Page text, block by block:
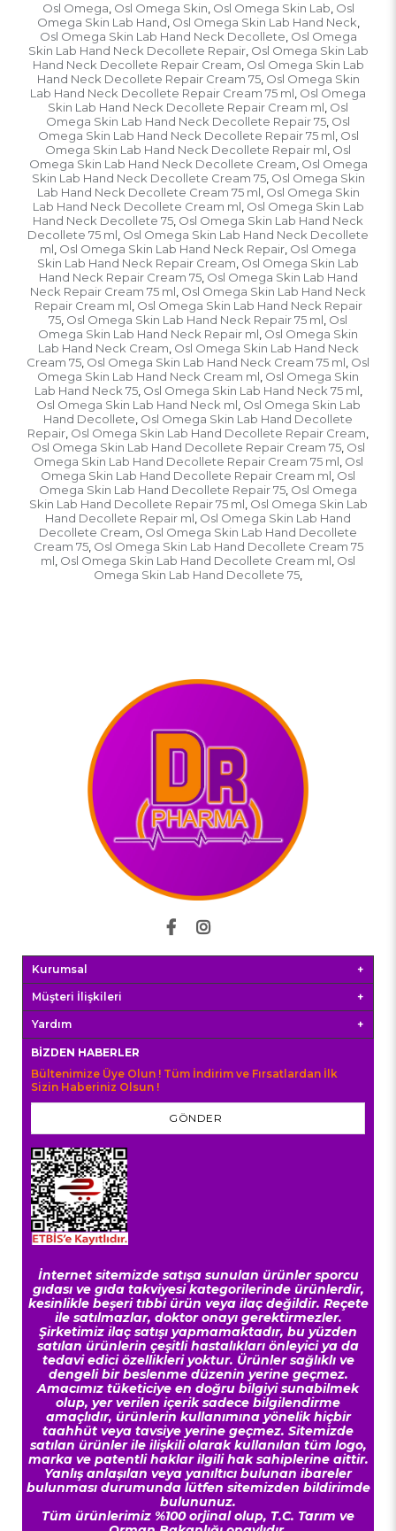
Osl Omega, Osl Omega Skin, Osl Omega Skin Lab, Osl
Omega Skin Lab Hand, Osl Omega Skin Lab Hand Neck,
Osl Omega Skin Lab Hand Neck Decollete, Osl Omega
Skin Lab Hand Neck Decollete Repair, Osl Omega Skin Lab
Hand Neck Decollete Repair Cream, Osl Omega Skin Lab
Hand Neck Decollete Repair Cream 75, Osl Omega Skin
Lab Hand Neck Decollete Repair Cream 75 ml, Osl Omega
Skin Lab Hand Neck Decollete Repair Cream ml, Osl
Omega Skin Lab Hand Neck Decollete Repair 75, Osl
Omega Skin Lab Hand Neck Decollete Repair 75 ml, Osl
Omega Skin Lab Hand Neck Decollete Repair ml, Osl
Omega Skin Lab Hand Neck Decollete Cream, Osl Omega
Skin Lab Hand Neck Decollete Cream 75, Osl Omega Skin
Lab Hand Neck Decollete Cream 75 ml, Osl Omega Skin
Lab Hand Neck Decollete Cream ml, Osl Omega Skin Lab
Hand Neck Decollete 75, Osl Omega Skin Lab Hand Neck
Decollete 75 ml, Osl Omega Skin Lab Hand Neck Decollete
ml, Osl Omega Skin Lab Hand Neck Repair, Osl Omega
Skin Lab Hand Neck Repair Cream, Osl Omega Skin Lab
Hand Neck Repair Cream 75, Osl Omega Skin Lab Hand
Neck Repair Cream 75 ml, Osl Omega Skin Lab Hand Neck
Repair Cream ml, Osl Omega Skin Lab Hand Neck Repair
75, Osl Omega Skin Lab Hand Neck Repair 75 ml, Osl
Omega Skin Lab Hand Neck Repair ml, Osl Omega Skin
Lab Hand Neck Cream, Osl Omega Skin Lab Hand Neck
Cream 75, Osl Omega Skin Lab Hand Neck Cream 75 ml, Osl
Omega Skin Lab Hand Neck Cream ml, Osl Omega Skin
Lab Hand Neck 75, Osl Omega Skin Lab Hand Neck 75 ml,
Osl Omega Skin Lab Hand Neck ml, Osl Omega Skin Lab
Hand Decollete, Osl Omega Skin Lab Hand Decollete
Repair, Osl Omega Skin Lab Hand Decollete Repair Cream,
Osl Omega Skin Lab Hand Decollete Repair Cream 75, Osl
Omega Skin Lab Hand Decollete Repair Cream 75 ml, Osl
Omega Skin Lab Hand Decollete Repair Cream ml, Osl
Omega Skin Lab Hand Decollete Repair 75, Osl Omega
Skin Lab Hand Decollete Repair 75 ml, Osl Omega Skin Lab
Hand Decollete Repair ml, Osl Omega Skin Lab Hand
Decollete Cream, Osl Omega Skin Lab Hand Decollete
Cream 75, Osl Omega Skin Lab Hand Decollete Cream 75
ml, Osl Omega Skin Lab Hand Decollete Cream ml, Osl
Omega Skin Lab Hand Decollete 75,
Kurumsal
Müşteri İlişkileri
Yardım
BIZDEN HABERLER
Bültenimize Üye Olun ! Tüm İndirim ve Fırsatlardan İlk
Sizin Haberiniz Olsun !
GÖNDER
İnternet sitemizde satışa sunulan ürünler sporcu
gıdası ve gıda takviyesi kategorilerinde ürünlerdir,
kesinlikle beşeri tıbbi ürün veya ilaç değildir. Reçete
ile satılmazlar, doktor onayı gerektirmezler.
Şirketimiz ilaç satışı yapmamaktadır, bu yüzden
satılan ürünlerin çeşitli hastalıkları önleyici ya da
tedavi edici özellikleri yoktur. Ürünler sağlıklı ve
dengeli bir beslenme düzenin yerine geçmez.
Amacımız tüketiciye en doğru bilgiyi sunabilmek
olup, yer verilen içerik sadece bilgilendirme
amaçlıdır, ürünlerin kullanımına yönelik hiçbir
taahhüt veya tavsiye yerine geçmez. Sitemizde
satılan ürünler ile ilişkili olarak kullanılan tüm logo,
marka ve patentli haklar ilgili hak sahiplerine aittir.
Yanlış anlaşılan veya yanıltıcı bulunan ibareler
bulunması durumunda lütfen sitemizden bildirimde
bulununuz.
Tüm ürünlerimiz %100 orjinal olup, T.C. Tarım ve